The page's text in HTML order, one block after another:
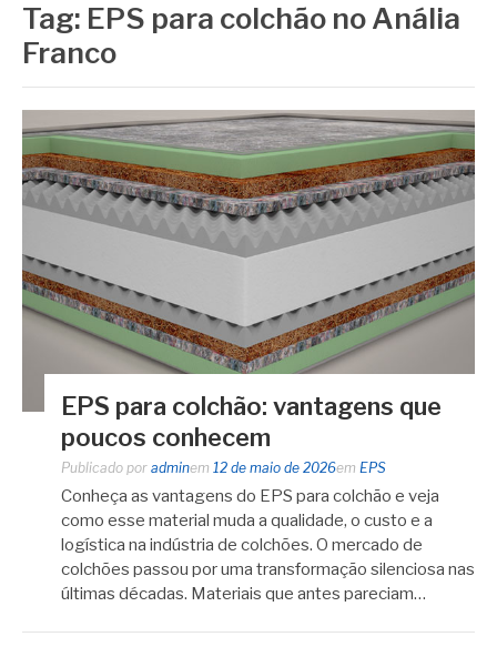
Tag: EPS para colchão no Anália
Franco
EPS para colchão: vantagens que
poucos conhecem
Publicado por adminem 12 de maio de 2026em EPS
Conheça as vantagens do EPS para colchão e veja
como esse material muda a qualidade, o custo e a
logística na indústria de colchões. O mercado de
colchões passou por uma transformação silenciosa nas
últimas décadas. Materiais que antes pareciam…